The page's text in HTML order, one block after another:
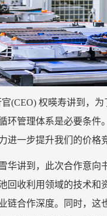
(CEO) 权暎寿讲到，
环管理体系是必要条
进一步提升我们的价格
华讲到，此次合作意
回收利用领域的技术和
链合作深度。同时，